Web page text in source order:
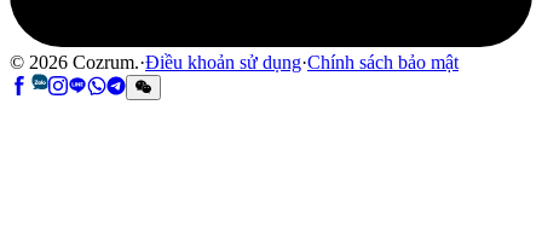
© 2026 Cozrum.·Điều khoản sử dụng·Chính sách bảo mật